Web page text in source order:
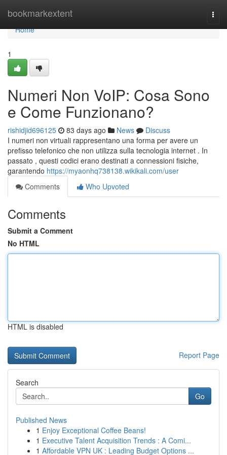
bookmarkextent
Home
Home
1
Numeri Non VoIP: Cosa Sono
e Come Funzionano?
rishidjid696125 83 days ago News
Discuss
I numeri non virtuali rappresentano una forma per avere un
prefisso telefonico che non utilizza sulla tecnologia internet . In
passato , questi codici erano destinati a connessioni fisiche,
garantendo https://myaonhq738138.wikikali.com/user
Comments
Who Upvoted
Comments
Submit a Comment
No HTML
HTML is disabled
Report Page
Search
Go
Published News
1 Enjoy Exceptional Coffee Beans!
1 Executive Talent Acquisition Trends : A Comi...
1 Affordable VPN UK : Leading Budget Options ...